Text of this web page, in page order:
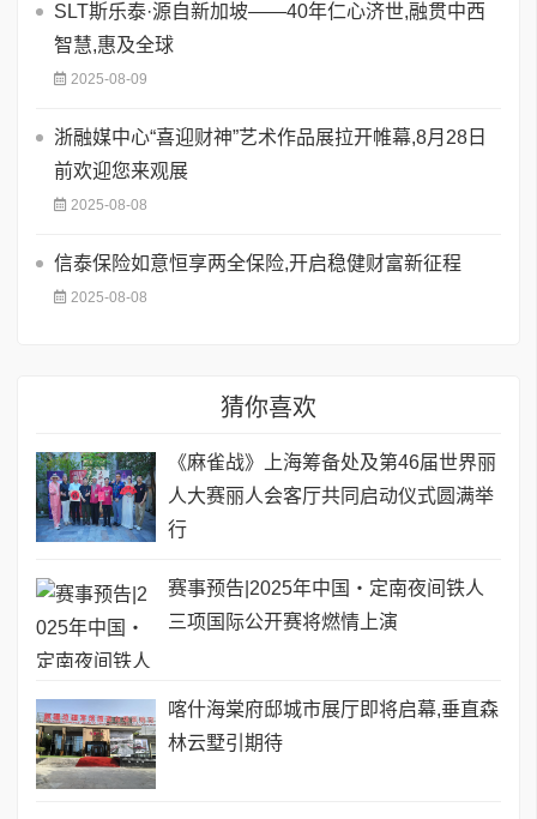
SLT斯乐泰·源自新加坡——40年仁心济世,融贯中西
智慧,惠及全球
2025-08-09
浙融媒中心“喜迎财神”艺术作品展拉开帷幕,8月28日
前欢迎您来观展
2025-08-08
信泰保险如意恒享两全保险,开启稳健财富新征程
2025-08-08
猜你喜欢
《麻雀战》上海筹备处及第46届世界丽
人大赛丽人会客厅共同启动仪式圆满举
行
赛事预告|2025年中国・定南夜间铁人
三项国际公开赛将燃情上演
喀什海棠府邸城市展厅即将启幕,垂直森
林云墅引期待